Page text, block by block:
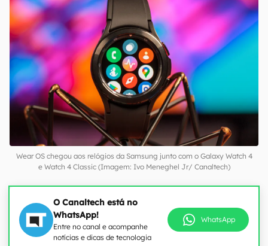
Wear OS chegou aos relógios da Samsung junto com o Galaxy Watch 4
e Watch 4 Classic (Imagem: Ivo Meneghel Jr/ Canaltech)
O Canaltech está no
WhatsApp!
Entre no canal e acompanhe
notícias e dicas de tecnologia
WhatsApp